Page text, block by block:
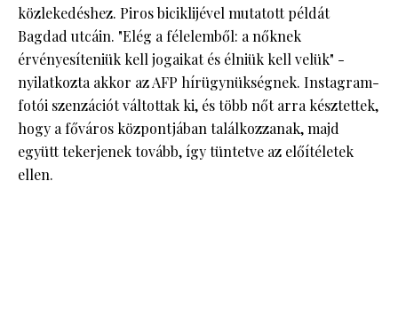
közlekedéshez. Piros biciklijével mutatott példát
Bagdad utcáin. "Elég a félelemből: a nőknek
érvényesíteniük kell jogaikat és élniük kell velük" -
nyilatkozta akkor az AFP hírügynükségnek. Instagram-
fotói szenzációt váltottak ki, és több nőt arra késztettek,
hogy a főváros központjában találkozzanak, majd
együtt tekerjenek tovább, így tüntetve az előítéletek
ellen.